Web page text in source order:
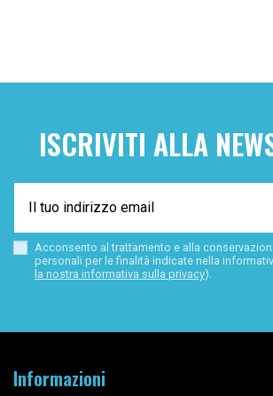
ISCRIVITI ALLA
Acconsento al trattamento e alla
personali per le finalità indicate nella
la nostra informativa sulla privacy).
Informazioni